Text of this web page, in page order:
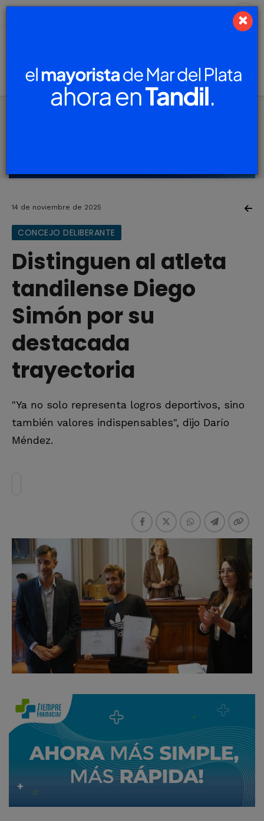
14 de noviembre de 2025
CONCEJO DELIBERANTE
Distinguen al atleta
tandilense Diego
Simón por su
destacada
trayectoria
"Ya no solo representa logros deportivos, sino
también valores indispensables", dijo Darío
Méndez.
×